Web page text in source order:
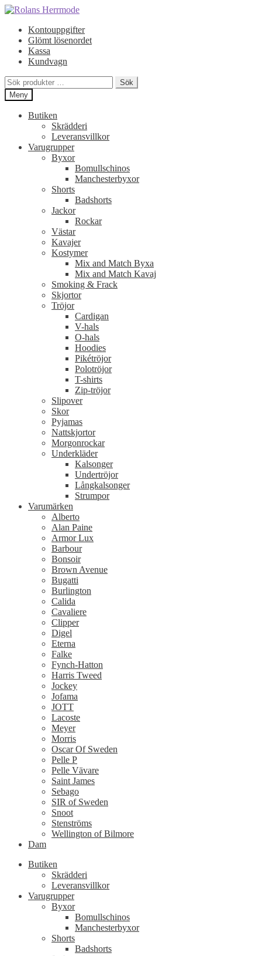
Hoppa
navigering
Hoppa
innehållKontouppgifter
Glömt lösenordet
Kassa
Kundvagn
Sök
efter:
Sök
Meny
Butiken
Skrädderi
Leveransvillkor
Varugrupper
Byxor
Bomullschinos
Manchesterbyxor
Shorts
Badshorts
Jackor
Rockar
Västar
Kavajer
Kostymer
Mix and Match Byxa
Mix and Match Kavaj
Smoking & Frack
Skjortor
Tröjor
Cardigan
V-hals
O-hals
Hoodies
Pikétröjor
Polotröjor
T-shirts
Zip-tröjor
Slipover
Skor
Pyjamas
Nattskjortor
Morgonrockar
Underkläder
Kalsonger
Undertröjor
Långkalsonger
Strumpor
Varumärken
Alberto
Alan Paine
Armor Lux
Barbour
Bonsoir
Brown Avenue
Bugatti
Burlington
Calida
Cavaliere
Clipper
Digel
Eterna
Falke
Fynch-Hatton
Harris Tweed
Jockey
Jofama
JOTT
Lacoste
Meyer
Morris
Oscar Of Sweden
Pelle P
Pelle Vävare
Saint James
Sebago
SIR of Sweden
Snoot
Stenströms
Wellington of Bilmore
Dam
Butiken
Skrädderi
Leveransvillkor
Varugrupper
Byxor
Bomullschinos
Manchesterbyxor
Shorts
Badshorts